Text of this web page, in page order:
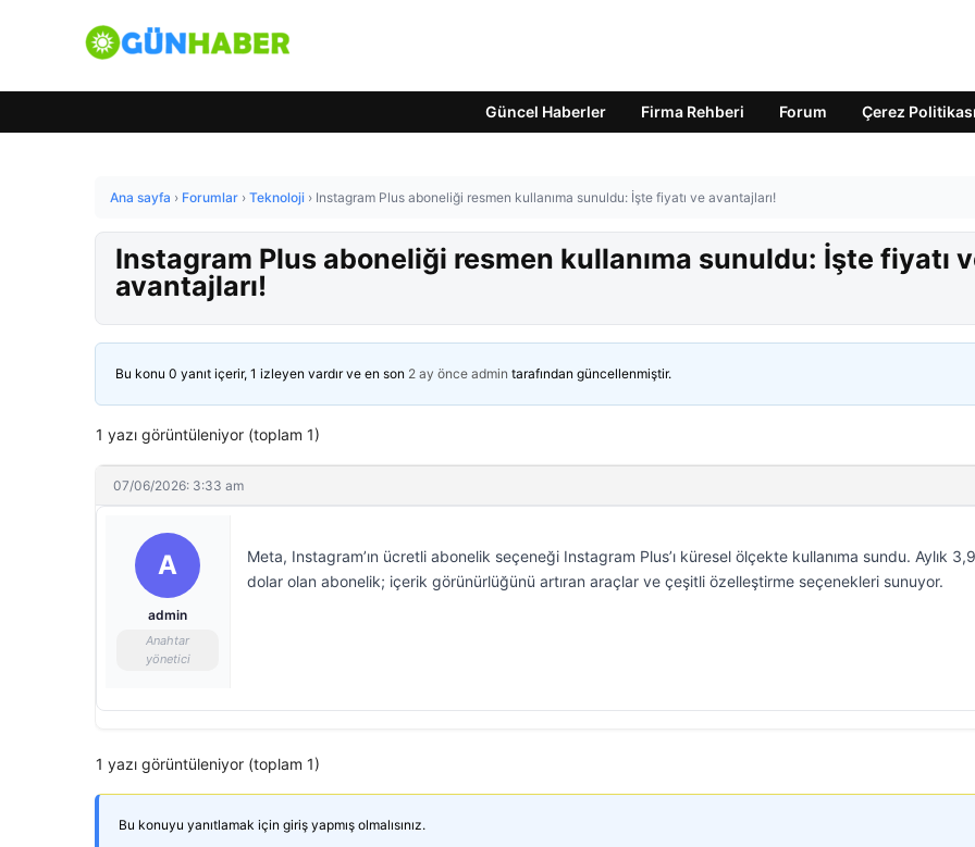
Güncel Haberler Firma Rehberi Forum Çerez Politikası
Ana sayfa › Forumlar › Teknoloji › Instagram Plus aboneliği resmen kullanıma sunuldu: İşte fiyatı ve avantajları!
Instagram Plus aboneliği resmen kullanıma sunuldu: İşte fiyatı
avantajları!
Bu konu 0 yanıt içerir, 1 izleyen vardır ve en son 2 ay önce admin tarafından güncellenmiştir.
1 yazı görüntüleniyor (toplam 1)
07/06/2026: 3:33 am
A
admin
Anahtar
yönetici
Meta, Instagram’ın ücretli abonelik seçeneği Instagram Plus’ı küresel ölçekte kullanıma sundu. Aylık
dolar olan abonelik; içerik görünürlüğünü artıran araçlar ve çeşitli özelleştirme seçenekleri sunuyor.
1 yazı görüntüleniyor (toplam 1)
Bu konuyu yanıtlamak için giriş yapmış olmalısınız.